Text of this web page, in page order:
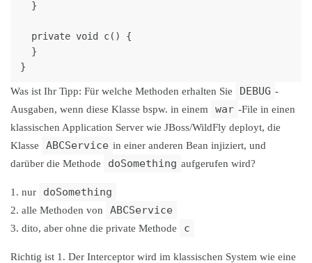
Was ist Ihr Tipp: Für welche Methoden erhalten Sie DEBUG -
Ausgaben, wenn diese Klasse bspw. in einem
war -File in einen
klassischen Application Server wie JBoss/WildFly deployt, die
Klasse
ABCService in einer anderen Bean injiziert, und
darüber die Methode
doSomething aufgerufen wird?
1. nur doSomething
2. alle Methoden von ABCService
3. dito, aber ohne die private Methode c
Richtig ist 1. Der Interceptor wird im klassischen System wie eine